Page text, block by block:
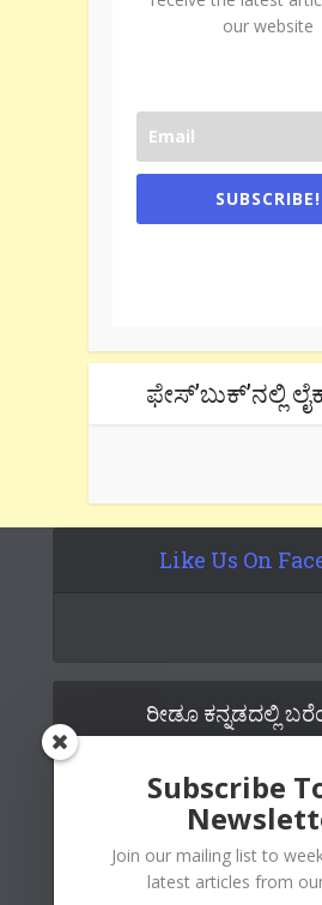
our website
SUBSCRIBE!
ಫೇಸ್’ಬುಕ್’ನಲ್ಲಿ
Like Us On
ರೀಡೂ ಕನ್ನಡದಲ್ಲಿ
Subscribe
Join our mailing list to
latest articles from